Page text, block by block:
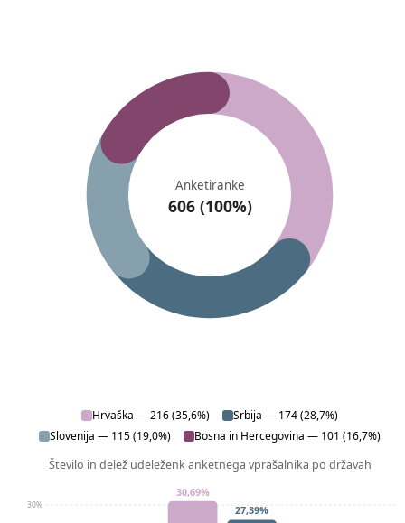
Anketiranke
606 (100%)
Hrvaška — 216 (35,6%)
Srbija — 174 (28,7%)
Slovenija — 115 (19,0%)
Bosna in Hercegovina — 101 (16,7%)
Število in delež udeleženk anketnega vprašalnika po državah
30%
30,69%
27,39%